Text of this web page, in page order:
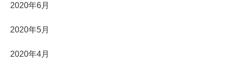
2020年6月
2020年5月
2020年4月